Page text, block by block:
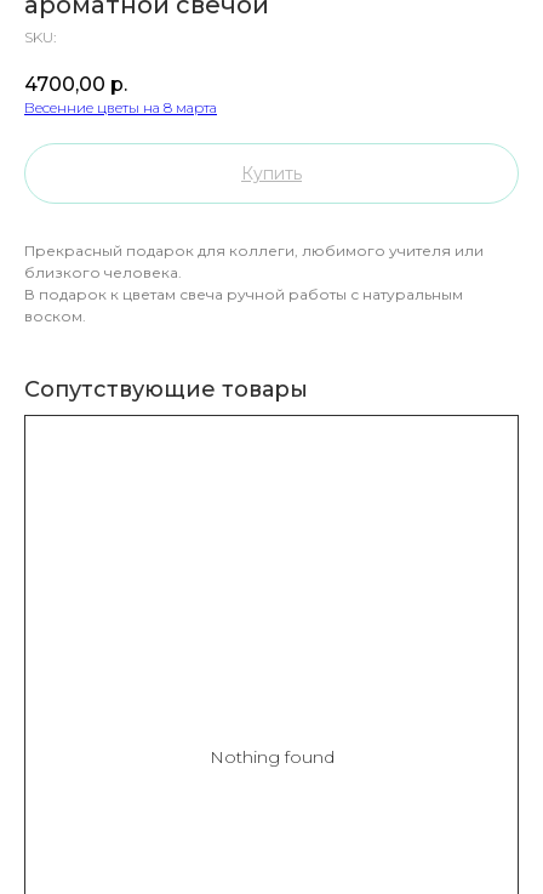
SKU:
4700,00 р.
Весенние цветы на 8 марта
Купить
Прекрасный подарок для коллеги, любимого учителя или
близкого человека.
В подарок к цветам свеча ручной работы с натуральным
воском.
Сопутствующие товары
Nothing found